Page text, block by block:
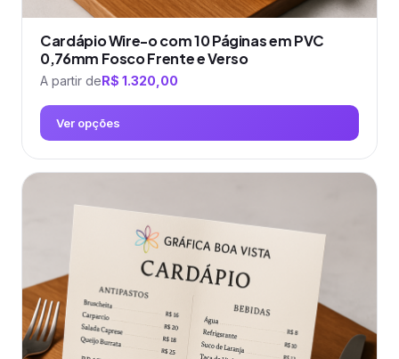
Cardápio Wire-o com 10 Páginas em PVC
0,76mm Fosco Frente e Verso
A partir deR$ 1.320,00
Ver opções
Este
produto
As
opções
podem
ser